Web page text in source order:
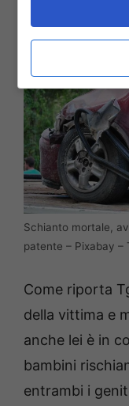
Schianto mortale,
patente – Pixabay –
Come riporta
della vittima e
anche lei è in
bambini
entrambi i